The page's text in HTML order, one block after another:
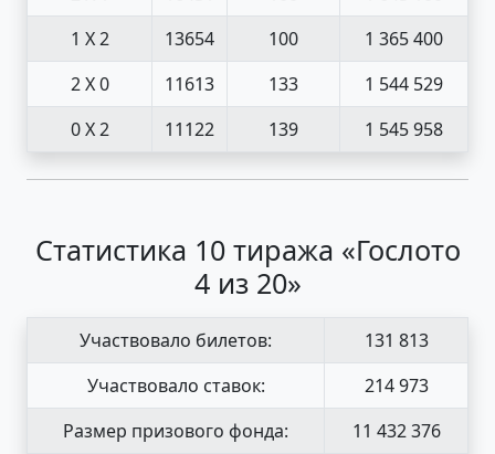
1 X 2
13654 100
1 365 400
2 X 0
11613 133
1 544 529
0 X 2
11122 139 1 545 958
Статистика 10 тиража «Гослото
4 из 20»
Участвовало билетов:
131 813
Участвовало ставок:
214 973
Размер призового фонда:
11 432 376